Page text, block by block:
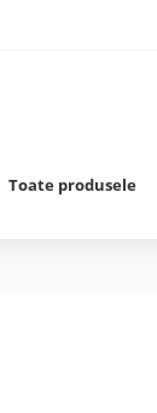
Toate produsele